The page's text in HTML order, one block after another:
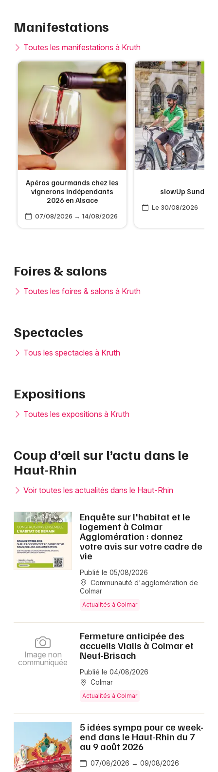
Manifestations
Toutes les manifestations à Kruth
Apéros gourmands chez les
vignerons indépendants
2026 en Alsace
07/08/2026 → 14/08/2026
slowUp Sundgau
Le 30/08/2026
Foires & salons
Toutes les foires & salons à Kruth
Spectacles
Tous les spectacles à Kruth
Expositions
Toutes les expositions à Kruth
Coup d’œil sur l’actu dans le
Haut-Rhin
Voir toutes les actualités dans le Haut-Rhin
Enquête sur l'habitat et le
logement à Colmar
Agglomération : donnez
votre avis sur votre cadre de
vie
Publié le 05/08/2026
Communauté d'agglomération de
Colmar
Actualités à Colmar
Fermeture anticipée des
accueils Vialis à Colmar et
Neuf-Brisach
Publié le 04/08/2026
Colmar
Actualités à Colmar
Image non
communiquée
5 idées sympa pour ce week-
end dans le Haut-Rhin du 7
au 9 août 2026
07/08/2026 → 09/08/2026